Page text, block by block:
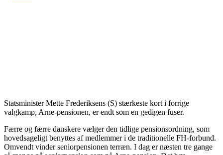
Statsminister Mette Frederiksens (S) stærkeste kort i forrige
valgkamp, Arne-pensionen, er endt som en gedigen fuser.
Færre og færre danskere vælger den tidlige pensionsordning, som
hovedsageligt benyttes af medlemmer i de traditionelle FH-forbund.
Omvendt vinder seniorpensionen terræn. I dag er næsten tre gange